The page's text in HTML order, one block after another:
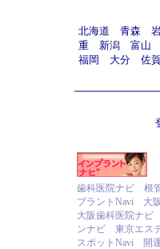
北海道 青森
重
新潟 富山
福岡
大分 佐
歯科医院ナビ 根
プラントNavi
大
大阪歯科医院ナビ
ンナビ
東京エス
スポットNavi
開